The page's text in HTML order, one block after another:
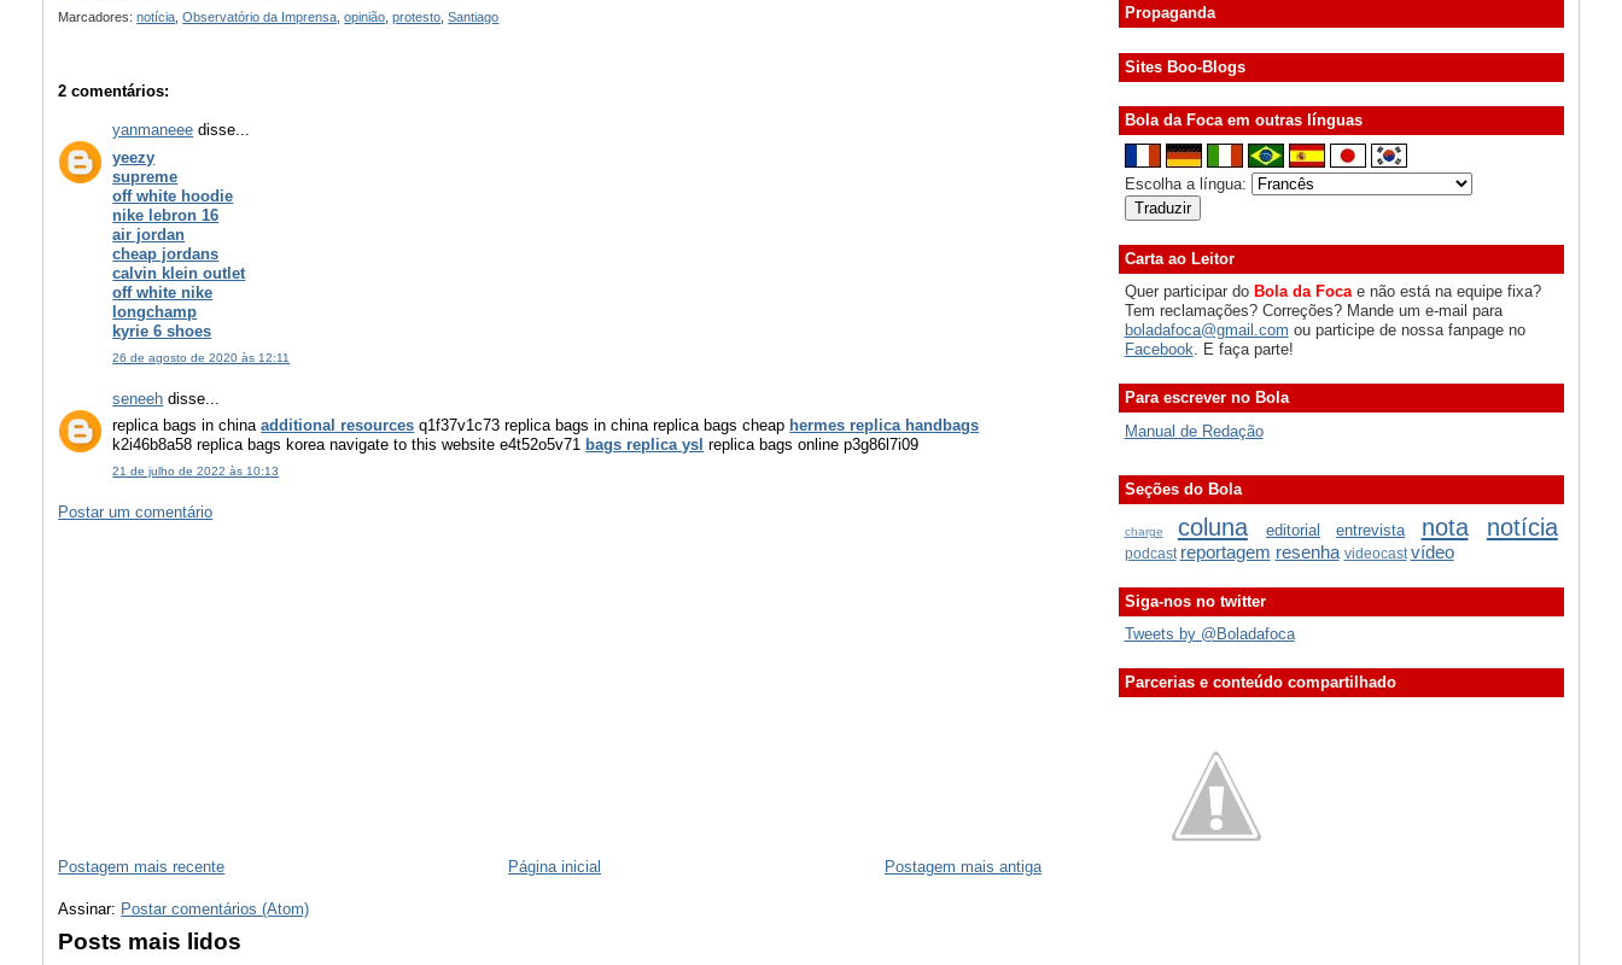
Marcadores:notícia,Observatório da Imprensa,opinião,protesto,Santiago
2 comentários:
yanmaneee disse...
yeezy
supreme
off white hoodie
nike lebron 16
air jordan
cheap jordans
calvin klein outlet
off white nike
longchamp
kyrie 6 shoes
26 de agosto de 2020 às 12:11
seneeh disse...
replica bags in chinaadditional resources q1f37v1c73 replica bags in china replica bags cheap hermes replica handbags
k2i46b8a58 replica bags korea navigate to this website e4t52o5v71 bags replica ysl replica bags online p3g86l7i09
21 de julho de 2022 às 10:13
Postar um comentário
Postagem mais recente Postagem mais antiga
Página inicial
Assinar: Postar comentários (Atom)
Posts mais lidos
Propaganda
Sites Boo-Blogs
Bola da Foca em outras línguas
Escolha a língua:
Carta ao Leitor
Quer participar do Bola da Focae não está na equipe fixa?
Tem reclamações? Correções? Mande um e-mail para
boladafoca@gmail.com ou participe de nossa fanpage no
Facebook . E faça parte!
Para escrever no Bola
Manual de Redação
Seções do Bola
charge coluna editorial entrevista nota notícia
podcast reportagem resenha videocast vídeo
Siga-nos no twitter
Tweets by @Boladafoca
Parcerias e conteúdo compartilhado